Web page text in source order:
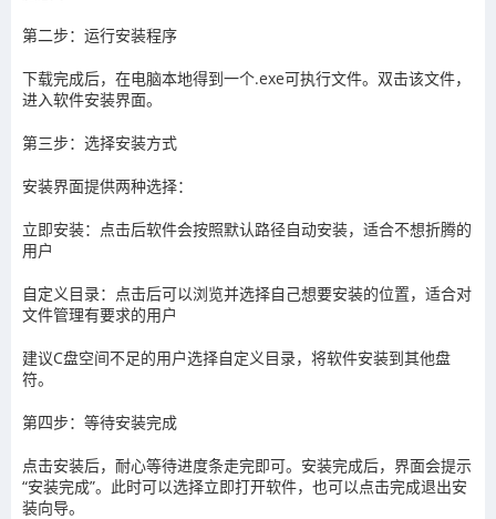
第二步：运行安装程序
下载完成后，在电脑本地得到一个.exe可执行文件。双击该文件，
进入软件安装界面。
第三步：选择安装方式
安装界面提供两种选择：
立即安装：点击后软件会按照默认路径自动安装，适合不想折腾的
用户
自定义目录：点击后可以浏览并选择自己想要安装的位置，适合对
文件管理有要求的用户
建议C盘空间不足的用户选择自定义目录，将软件安装到其他盘
符。
第四步：等待安装完成
点击安装后，耐心等待进度条走完即可。安装完成后，界面会提示
“安装完成”。此时可以选择立即打开软件，也可以点击完成退出安
装向导。